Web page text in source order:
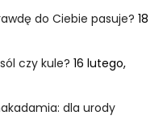
do Ciebie pasuje? 18
czy kule? 16 lutego,
dla urody